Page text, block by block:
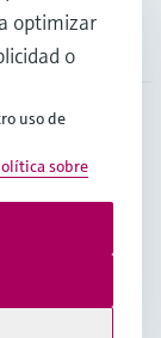
AG
optimizar
o
uso de
sobre